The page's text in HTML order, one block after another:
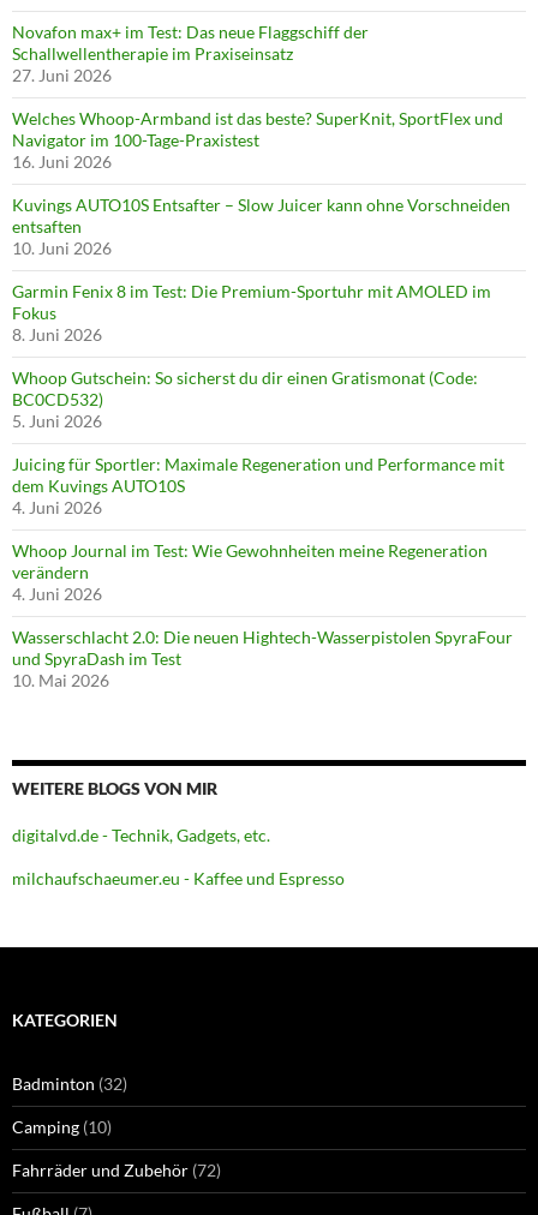
Novafon max+ im Test: Das neue Flaggschiff der
Schallwellentherapie im Praxiseinsatz
27. Juni 2026
Welches Whoop-Armband ist das beste? SuperKnit, SportFlex und
Navigator im 100-Tage-Praxistest
16. Juni 2026
Kuvings AUTO10S Entsafter – Slow Juicer kann ohne Vorschneiden
entsaften
10. Juni 2026
Garmin Fenix 8 im Test: Die Premium-Sportuhr mit AMOLED im
Fokus
8. Juni 2026
Whoop Gutschein: So sicherst du dir einen Gratismonat (Code:
BC0CD532)
5. Juni 2026
Juicing für Sportler: Maximale Regeneration und Performance mit
dem Kuvings AUTO10S
4. Juni 2026
Whoop Journal im Test: Wie Gewohnheiten meine Regeneration
verändern
4. Juni 2026
Wasserschlacht 2.0: Die neuen Hightech-Wasserpistolen SpyraFour
und SpyraDash im Test
10. Mai 2026
WEITERE BLOGS VON MIR
digitalvd.de - Technik, Gadgets, etc.
milchaufschaeumer.eu - Kaffee und Espresso
KATEGORIEN
Badminton (32)
Camping (10)
Fahrräder und Zubehör (72)